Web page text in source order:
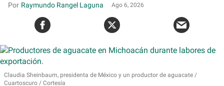
Raymundo Rangel Laguna Ago 6, 2026
Claudia Sheinbaum, presidenta de México y un productor de aguacate
Cuartoscuro / Cortesía